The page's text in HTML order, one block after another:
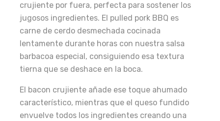
crujiente por fuera, perfecta para sostener los
jugosos ingredientes. El pulled pork BBQ es
carne de cerdo desmechada cocinada
lentamente durante horas con nuestra salsa
barbacoa especial, consiguiendo esa textura
tierna que se deshace en la boca.
El bacon crujiente añade ese toque ahumado
característico, mientras que el queso fundido
envuelve todos los ingredientes creando una